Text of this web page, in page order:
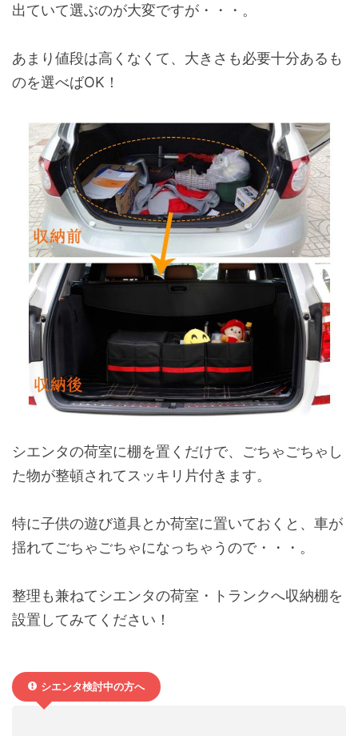
出ていて選ぶのが大変ですが・・・。
あまり値段は高くなくて、大きさも必要十分あるも
のを選べばOK！
シエンタの荷室に棚を置くだけで、ごちゃごちゃし
た物が整頓されてスッキリ片付きます。
特に子供の遊び道具とか荷室に置いておくと、車が
揺れてごちゃごちゃになっちゃうので・・・。
整理も兼ねてシエンタの荷室・トランクへ収納棚を
設置してみてください！
シエンタ検討中の方へ